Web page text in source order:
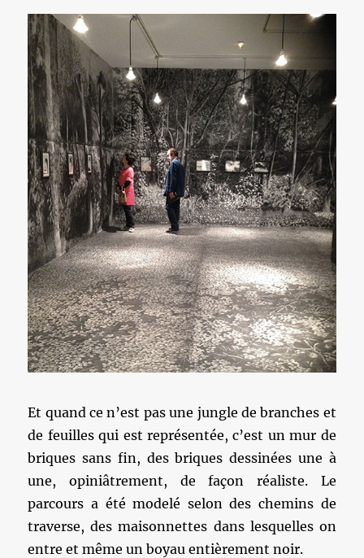
Et quand ce n’est pas une jungle de branches et
de feuilles qui est représentée, c’est un mur de
briques sans fin, des briques dessinées une à
une, opiniâtrement, de façon réaliste. Le
parcours a été modelé selon des chemins de
traverse, des maisonnettes dans lesquelles on
entre et même un boyau entièrement noir.